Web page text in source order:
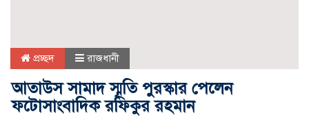
প্রচ্ছদ রাজধানী
আতাউস সামাদ স্মৃতি পুরস্কার পেলেন
ফটোসাংবাদিক রফিকুর রহমান